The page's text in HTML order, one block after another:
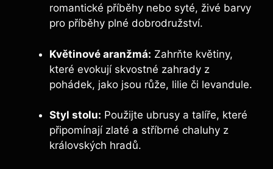
romantické​ příběhy⁤ nebo syté, živé barvy
pro příběhy​ plné ‌dobrodružství.
Květinové ‍aranžmá: Zahrňte květiny,
které​ evokují ​skvostné ⁣zahrady z⁣
pohádek, jako ⁣jsou růže, lilie ‍či levandule.
Styl stolu: Použijte ubrusy a talíře,⁢ které
připomínají zlaté a ​stříbrné chaluhy z
královských hradů.